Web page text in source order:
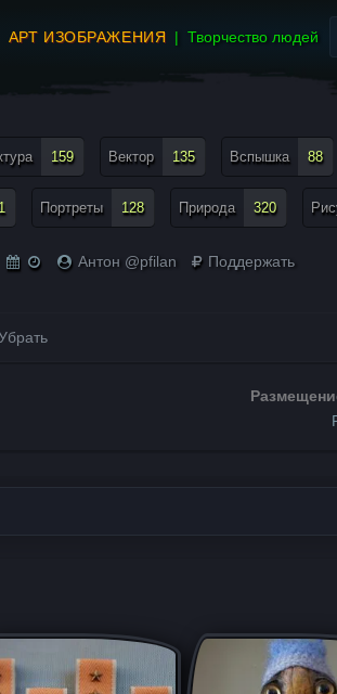
АРТ ИЗОБРАЖЕНИЯ Творчество людей
159 Вектор 135 Вспышка 88
Портреты 128 Природа 320
Антон @pfilan Поддержать